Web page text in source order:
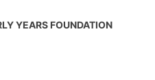
YEARS FOUNDATION